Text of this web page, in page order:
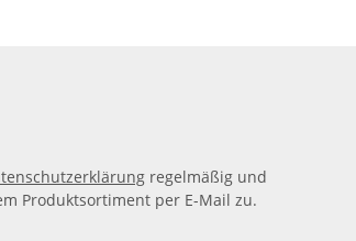
regelmäßig und
Produktsortiment per E-Mail zu.